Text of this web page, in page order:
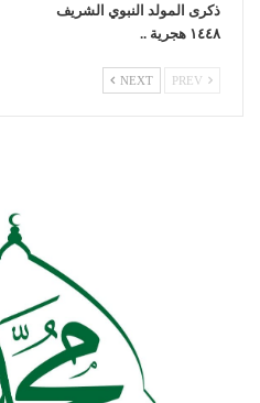
ذكرى المولد النبوي الشريف
١٤٤٨ هجرية ..
NEXT